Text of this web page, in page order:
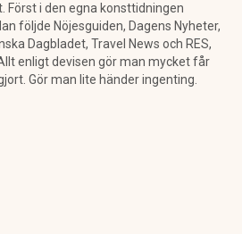
Först i den egna konsttidningen
följde Nöjesguiden, Dagens Nyheter,
Dagbladet, Travel News och RES,
enligt devisen gör man mycket får
Gör man lite händer ingenting.